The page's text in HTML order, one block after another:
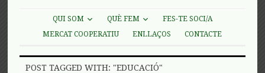
QUI SOM QUÈ FEM
FES-TE SOCI/A
MERCAT COOPERATIU
ENLLAÇOS CONTACTE
POST TAGGED WITH: "EDUCACIÓ"